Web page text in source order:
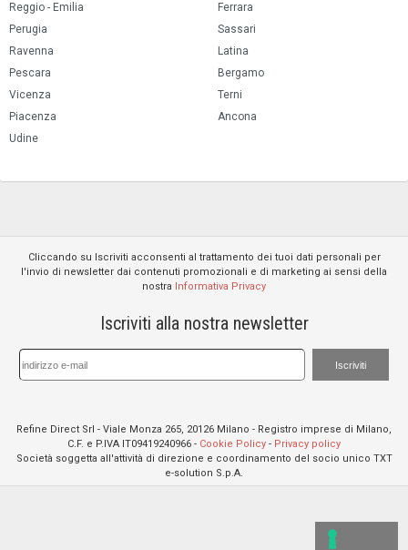
Reggio - Emilia
Perugia
Ravenna
Pescara
Vicenza
Piacenza
Udine
Ferrara
Sassari
Latina
Bergamo
Terni
Ancona
Cliccando su Iscriviti acconsenti al trattamento dei tuoi dati personali per
l'invio di newsletter dai contenuti promozionali e di marketing ai sensi della
nostra Informativa Privacy
Iscriviti alla nostra newsletter
Iscriviti
Refine Direct Srl - Viale Monza 265, 20126 Milano - Registro imprese di Milano,
C.F. e P.IVA IT09419240966 - Cookie Policy - Privacy policy
Società soggetta all'attività di direzione e coordinamento del socio unico TXT
e-solution S.p.A.